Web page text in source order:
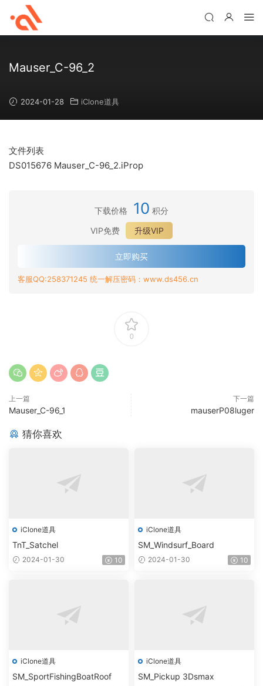
Mauser_C-96_2
2024-01-28 iClone道具
文件列表
DS015676 Mauser_C-96_2.iProp
下载价格 10 积分
VIP免费
升级VIP
立即购买
客服QQ:258371245 统一解压密码：www.ds456.cn
0
上一篇
Mauser_C-96_1
下一篇
mauserP08luger
猜你喜欢
iClone道具
TnT_Satchel
2024-01-30 10
iClone道具
SM_Windsurf_Board
2024-01-30 10
iClone道具
SM_SportFishingBoatRoof
iClone道具
SM_Pickup 3Dsmax